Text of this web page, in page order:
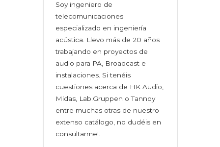
Soy ingeniero de
telecomunicaciones
especializado en ingeniería
acústica. Llevo más de 20 años
trabajando en proyectos de
audio para PA, Broadcast e
instalaciones. Si tenéis
cuestiones acerca de HK Audio,
Midas, Lab.Gruppen o Tannoy
entre muchas otras de nuestro
extenso catálogo, no dudéis en
consultarme!.